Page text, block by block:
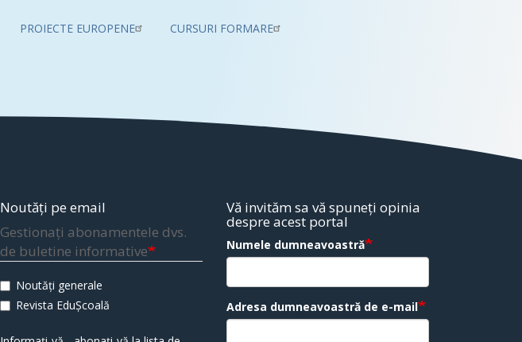
PROIECTE EUROPENE CURSURI FORMARE
Noutăți pe email
Gestionați abonamentele dvs.
de buletine informative
Noutăți generale
Revista EduȘcoală
Vă invităm sa vă spuneți opinia
despre acest portal
Numele dumneavoastră
Adresa dumneavoastră de e-mail